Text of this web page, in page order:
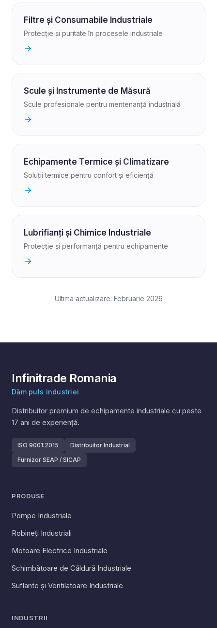
Filtre și Consumabile Industriale
Protecție și puritate în procesele industriale
Scule și Instrumente de Măsură
Scule profesionale pentru mentenanță industrială
Echipamente Termice și Climatizare
Soluții termice pentru confort și eficiență
Lubrifianți și Chimice Industriale
Protecție și performanță pentru echipamente
Ultima actualizare: Februarie 2026
Infinitrade Romania
Dăm puls industriei
Distribuitor premium de echipamente industriale cu peste
17 ani de experiență.
ISO 9001:2015
Distribuitor Industrial
Furnizor SEAP / SICAP
PRODUSE
Pompe Industriale
Robineți Industriali
Motoare Electrice Industriale
Schimbătoare de Căldură Industriale
Suflante și Ventilatoare Industriale
INDUSTRII